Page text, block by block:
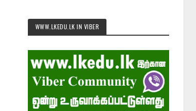
WWW.LKEDU.LK IN VIBER